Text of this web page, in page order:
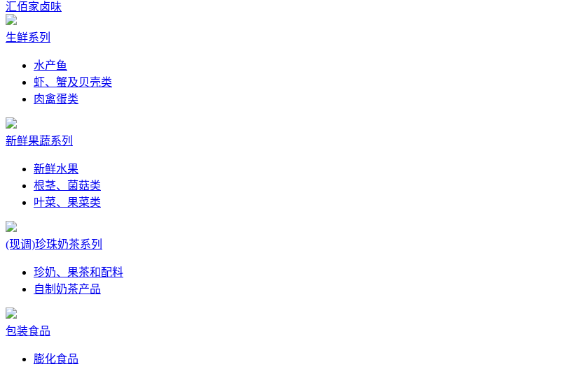
汇佰家卤味
生鲜系列
水产鱼
虾、蟹及贝壳类
肉禽蛋类
新鲜果蔬系列
新鲜水果
根茎、菌菇类
叶菜、果菜类
(现调)珍珠奶茶系列
珍奶、果茶和配料
自制奶茶产品
包装食品
膨化食品